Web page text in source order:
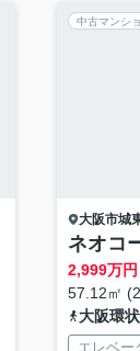
中古マンシ
大阪市城
ネオコ
2,999万円
57.12㎡
大阪環
エレベー